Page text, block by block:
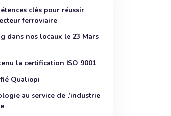
clés pour réussir
ferroviaire
dans nos locaux le 23 Mars
la certification ISO 9001
Qualiopi
au service de l’industrie